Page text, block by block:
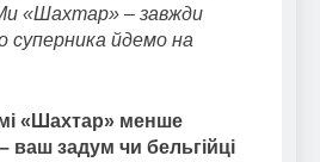
«Шахтар» – завжди
суперника йдемо на
«Шахтар» менше
ваш задум чи бельгійці